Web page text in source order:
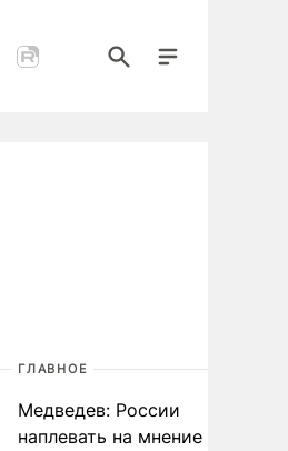
ГЛАВНОЕ
Медведев: России
наплевать на мнение